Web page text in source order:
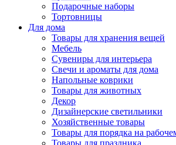
Подарочные наборы
Тортовницы
Для дома
Товары для хранения вещей
Мебель
Сувениры для интерьера
Свечи и ароматы для дома
Напольные коврики
Товары для животных
Декор
Дизайнерские светильники
Хозяйственные товары
Товары для порядка на